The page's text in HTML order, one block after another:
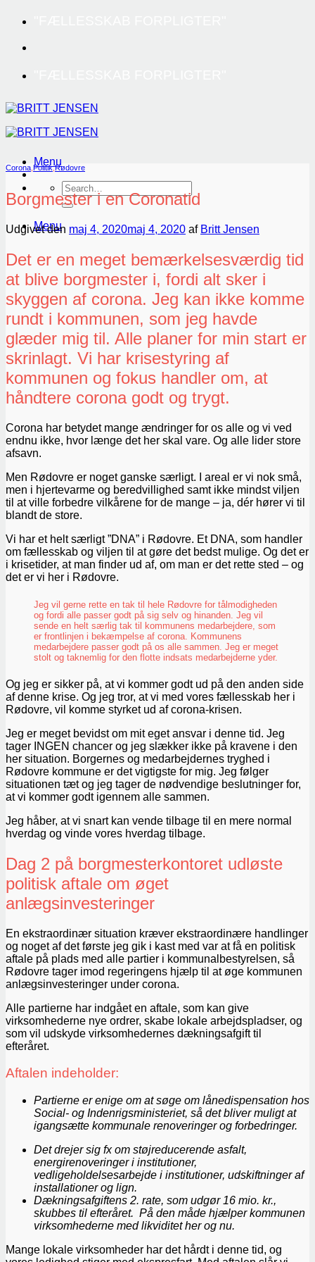
Fortsæt
indhold
Menu
Menu
Corona Politik,Rødovre
Borgmester i en Coronatid
Udgivet den maj 4, 2020maj 4, 2020 af Britt Jensen
Det er en meget bemærkelsesværdig tid
at blive borgmester i, fordi alt sker i
skyggen af corona. Jeg kan ikke komme
rundt i kommunen, som jeg havde
glæder mig til. Alle planer for min start er
skrinlagt. Vi har krisestyring af
kommunen og fokus handler om, at
håndtere corona godt og trygt.
Corona har betydet mange ændringer for os alle og vi ved
endnu ikke, hvor længe det her skal vare. Og alle lider store
afsavn.
Men Rødovre er noget ganske særligt. I areal er vi nok små,
men i hjertevarme og beredvillighed samt ikke mindst viljen
til at ville forbedre vilkårene for de mange – ja, dér hører vi til
blandt de store.
Vi har et helt særligt ”DNA” i Rødovre. Et DNA, som handler
om fællesskab og viljen til at gøre det bedst mulige. Og det er
i krisetider, at man finder ud af, om man er det rette sted – og
det er vi her i Rødovre.
Jeg vil gerne rette en tak til hele Rødovre for tålmodigheden
og fordi alle passer godt på sig selv og hinanden. Jeg vil
sende en helt særlig tak til kommunens medarbejdere, som
er frontlinjen i bekæmpelse af corona. Kommunens
medarbejdere passer godt på os alle sammen. Jeg er meget
stolt og taknemlig for den flotte indsats medarbejderne yder.
Og jeg er sikker på, at vi kommer godt ud på den anden side
af denne krise. Og jeg tror, at vi med vores fællesskab her i
Rødovre, vil komme styrket ud af corona-krisen.
Jeg er meget bevidst om mit eget ansvar i denne tid. Jeg
tager INGEN chancer og jeg slækker ikke på kravene i den
her situation. Borgernes og medarbejdernes tryghed i
Rødovre kommune er det vigtigste for mig. Jeg følger
situationen tæt og jeg tager de nødvendige beslutninger for,
at vi kommer godt igennem alle sammen.
Jeg håber, at vi snart kan vende tilbage til en mere normal
hverdag og vinde vores hverdag tilbage.
Dag 2 på borgmesterkontoret udløste
politisk aftale om øget
anlægsinvesteringer
En ekstraordinær situation kræver ekstraordinære handlinger
og noget af det første jeg gik i kast med var at få en politisk
aftale på plads med alle partier i kommunalbestyrelsen, så
Rødovre tager imod regeringens hjælp til at øge kommunen
anlægsinvesteringer under corona.
Alle partierne har indgået en aftale, som kan give
virksomhederne nye ordrer, skabe lokale arbejdspladser, og
som vil udskyde virksomhedernes dækningsafgift til
efteråret.
Aftalen indeholder:
Partierne er enige om at søge om lånedispensation hos
Social- og Indenrigsministeriet, så det bliver muligt at
igangsætte kommunale renoveringer og forbedringer.
Det drejer sig fx om støjreducerende asfalt,
energirenoveringer i institutioner,
vedligeholdelsesarbejde i institutioner, udskiftninger af
installationer og lign.
Dækningsafgiftens 2. rate, som udgør 16 mio. kr.,
skubbes til efteråret. På den måde hjælper kommunen
virksomhederne med likviditet her og nu.
Mange lokale virksomheder har det hårdt i denne tid, og